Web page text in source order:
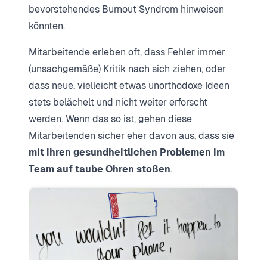
bevorstehendes Burnout Syndrom hinweisen
könnten.
Mitarbeitende erleben oft, dass Fehler immer
(unsachgemäße) Kritik nach sich ziehen, oder
dass neue, vielleicht etwas unorthodoxe Ideen
stets belächelt und nicht weiter erforscht
werden. Wenn das so ist, gehen diese
Mitarbeitenden sicher eher davon aus, dass sie
mit ihren gesundheitlichen Problemen im
Team auf taube Ohren stoßen.